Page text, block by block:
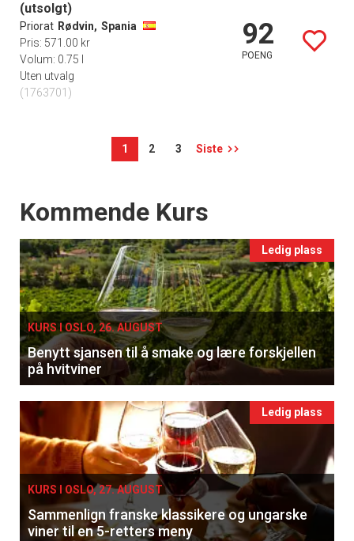
(utsolgt)
Priorat Rødvin, Spania
Pris: 571.00 kr
Volum: 0.75 l
Uten utvalg
(1763701)
92
POENG
1 2 3 Siste
Events
Kommende Kurs
Ledig plass
KURS I OSLO, 26. AUGUST
Benytt sjansen til å smake og lære forskjellen
på hvitviner
Ledig plass
KURS I OSLO, 27. AUGUST
Sammenlign franske klassikere og ungarske
viner til en 5-retters meny